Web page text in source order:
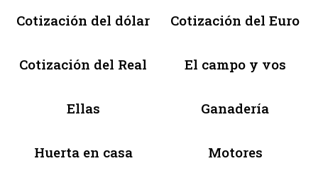
Cotización del dólar Cotización del Euro
Cotización del Real El campo y vos
Ellas Ganadería
Huerta en casa Motores